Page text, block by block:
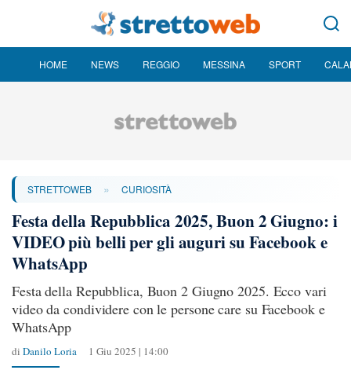
HOME NEWS REGGIO MESSINA SPORT
STRETTOWEB » CURIOSITÀ
Festa della Repubblica 2025, Buon 2 Giugno: i
VIDEO più belli per gli auguri su Facebook e
WhatsApp
Festa della Repubblica, Buon 2 Giugno 2025. Ecco vari
video da condividere con le persone care su Facebook e
WhatsApp
di Danilo Loria 1 Giu 2025 | 14:00